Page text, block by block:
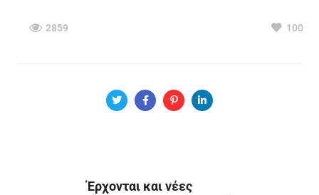
2859 100
Έρχονται και νέες